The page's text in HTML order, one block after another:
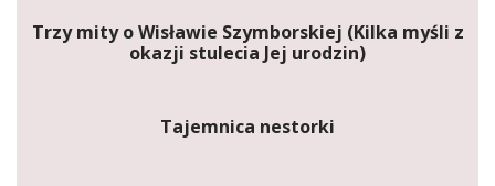
Trzy mity o Wisławie Szymborskiej (Kilka myśli z
okazji stulecia Jej urodzin)
Tajemnica nestorki